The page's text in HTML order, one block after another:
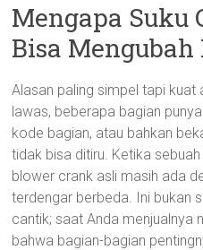
Mengapa Suku
Bisa
Alasan paling simpel tapi kuat
lawas, beberapa bagian
kode bagian, atau bahkan
tidak bisa ditiru. Ketika
blower crank asli masih ada
terdengar berbeda. Ini bukan
cantik; saat Anda menjualnya
bahwa bagian-bagian